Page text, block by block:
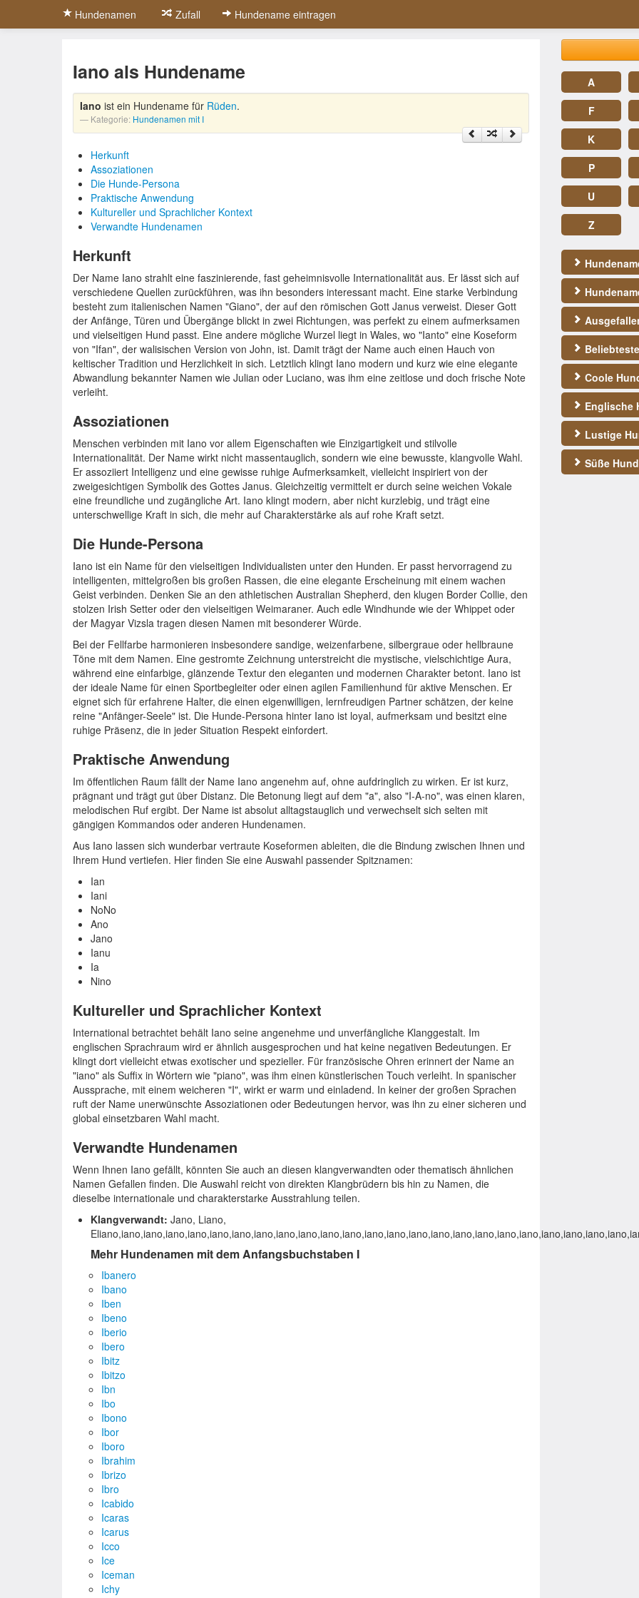
Hundenamen Zufall Hundename eintragen
Iano als Hundename
Iano ist ein Hundename für Rüden.
Kategorie: Hundenamen mit I
Herkunft
Assoziationen
Die Hunde-Persona
Praktische Anwendung
Kultureller und Sprachlicher Kontext
Verwandte Hundenamen
Herkunft
Der Name Iano strahlt eine faszinierende, fast geheimnisvolle Internationalität aus. Er lässt sich auf
verschiedene Quellen zurückführen, was ihn besonders interessant macht. Eine starke Verbindung
besteht zum italienischen Namen "Giano", der auf den römischen Gott Janus verweist. Dieser Gott
der Anfänge, Türen und Übergänge blickt in zwei Richtungen, was perfekt zu einem aufmerksamen
und vielseitigen Hund passt. Eine andere mögliche Wurzel liegt in Wales, wo "Ianto" eine Koseform
von "Ifan", der walisischen Version von John, ist. Damit trägt der Name auch einen Hauch von
keltischer Tradition und Herzlichkeit in sich. Letztlich klingt Iano modern und kurz wie eine elegante
Abwandlung bekannter Namen wie Julian oder Luciano, was ihm eine zeitlose und doch frische Note
verleiht.
Assoziationen
Menschen verbinden mit Iano vor allem Eigenschaften wie Einzigartigkeit und stilvolle
Internationalität. Der Name wirkt nicht massentauglich, sondern wie eine bewusste, klangvolle Wahl.
Er assoziiert Intelligenz und eine gewisse ruhige Aufmerksamkeit, vielleicht inspiriert von der
zweigesichtigen Symbolik des Gottes Janus. Gleichzeitig vermittelt er durch seine weichen Vokale
eine freundliche und zugängliche Art. Iano klingt modern, aber nicht kurzlebig, und trägt eine
unterschwellige Kraft in sich, die mehr auf Charakterstärke als auf rohe Kraft setzt.
Die Hunde-Persona
Iano ist ein Name für den vielseitigen Individualisten unter den Hunden. Er passt hervorragend zu
intelligenten, mittelgroßen bis großen Rassen, die eine elegante Erscheinung mit einem wachen
Geist verbinden. Denken Sie an den athletischen Australian Shepherd, den klugen Border Collie, den
stolzen Irish Setter oder den vielseitigen Weimaraner. Auch edle Windhunde wie der Whippet oder
der Magyar Vizsla tragen diesen Namen mit besonderer Würde.
Bei der Fellfarbe harmonieren insbesondere sandige, weizenfarbene, silbergraue oder hellbraune
Töne mit dem Namen. Eine gestromte Zeichnung unterstreicht die mystische, vielschichtige Aura,
während eine einfarbige, glänzende Textur den eleganten und modernen Charakter betont. Iano ist
der ideale Name für einen Sportbegleiter oder einen agilen Familienhund für aktive Menschen. Er
eignet sich für erfahrene Halter, die einen eigenwilligen, lernfreudigen Partner schätzen, der keine
reine "Anfänger-Seele" ist. Die Hunde-Persona hinter Iano ist loyal, aufmerksam und besitzt eine
ruhige Präsenz, die in jeder Situation Respekt einfordert.
Praktische Anwendung
Im öffentlichen Raum fällt der Name Iano angenehm auf, ohne aufdringlich zu wirken. Er ist kurz,
prägnant und trägt gut über Distanz. Die Betonung liegt auf dem "a", also "I-A-no", was einen klaren,
melodischen Ruf ergibt. Der Name ist absolut alltagstauglich und verwechselt sich selten mit
gängigen Kommandos oder anderen Hundenamen.
Aus Iano lassen sich wunderbar vertraute Koseformen ableiten, die die Bindung zwischen Ihnen und
Ihrem Hund vertiefen. Hier finden Sie eine Auswahl passender Spitznamen:
Ian
Iani
NoNo
Ano
Jano
Ianu
Ia
Nino
Kultureller und Sprachlicher Kontext
International betrachtet behält Iano seine angenehme und unverfängliche Klanggestalt. Im
englischen Sprachraum wird er ähnlich ausgesprochen und hat keine negativen Bedeutungen. Er
klingt dort vielleicht etwas exotischer und spezieller. Für französische Ohren erinnert der Name an
"iano" als Suffix in Wörtern wie "piano", was ihm einen künstlerischen Touch verleiht. In spanischer
Aussprache, mit einem weicheren "I", wirkt er warm und einladend. In keiner der großen Sprachen
ruft der Name unerwünschte Assoziationen oder Bedeutungen hervor, was ihn zu einer sicheren und
global einsetzbaren Wahl macht.
Verwandte Hundenamen
Wenn Ihnen Iano gefällt, könnten Sie auch an diesen klangverwandten oder thematisch ähnlichen
Namen Gefallen finden. Die Auswahl reicht von direkten Klangbrüdern bis hin zu Namen, die
dieselbe internationale und charakterstarke Ausstrahlung teilen.
Klangverwandt: Jano, Liano,
Mehr Hundenamen mit dem Anfangsbuchstaben I
Ibanero
Ibano
Iben
Ibeno
Iberio
Ibero
Ibitz
Ibitzo
Ibn
Ibo
Ibono
Ibor
Iboro
Ibrahim
Ibrizo
Ibro
Icabido
Icaras
Icarus
Icco
Ice
Iceman
Ichy
A
F
K
P
U
Z
Coole
Englische
Lustige
Süße